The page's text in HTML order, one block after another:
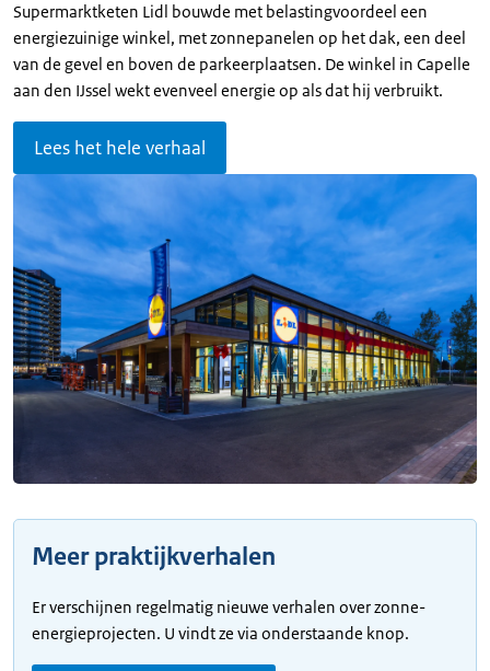
Supermarktketen Lidl bouwde met belastingvoordeel een
energiezuinige winkel, met zonnepanelen op het dak, een deel
van de gevel en boven de parkeerplaatsen. De winkel in Capelle
aan den IJssel wekt evenveel energie op als dat hij verbruikt.
Lees het hele verhaal
Meer praktijkverhalen
Er verschijnen regelmatig nieuwe verhalen over zonne-
energieprojecten. U vindt ze via onderstaande knop.